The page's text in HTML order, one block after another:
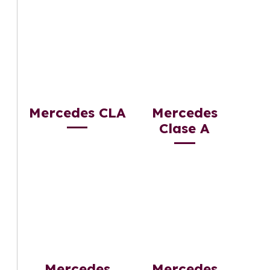
Mercedes CLA
Mercedes
Clase A